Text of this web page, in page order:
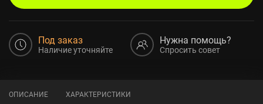
Под заказ
Наличие уточняйте
Нужна помощь?
Спросить совет
ОПИСАНИЕ ХАРАКТЕРИСТИКИ